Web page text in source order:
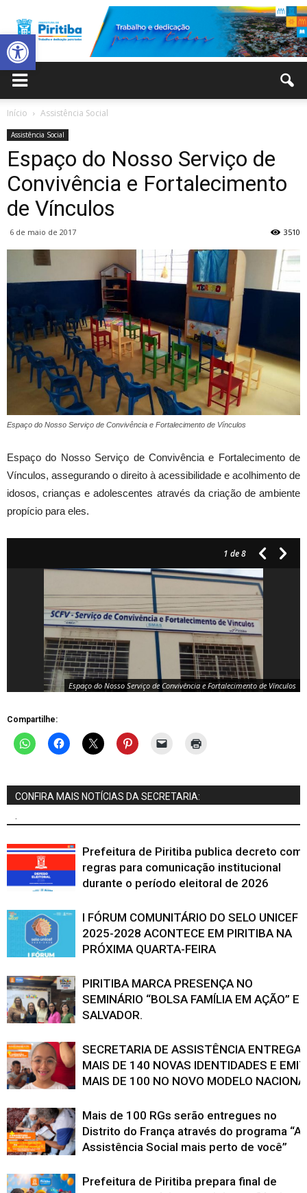
Abrir a barra de ferramentas
Municipal
Piritiba
Início Assistência Social
Assistência Social
Espaço do Nosso Serviço de
Convivência e Fortalecimento
de Vínculos
6 de maio de 2017 3510
Espaço do Nosso Serviço de Convivência e Fortalecimento de Vínculos
Espaço do Nosso Serviço de Convivência e Fortalecimento de
Vínculos, assegurando o direito à acessibilidade e acolhimento de
idosos, crianças e adolescentes através da criação de ambiente
propício para eles.
1 de 8
Espaço do Nosso Serviço de Convivência e Fortalecimento de Vínculos
Compartilhe:
CONFIRA MAIS NOTÍCIAS DA SECRETARIA:
Prefeitura de Piritiba publica decreto com
regras para comunicação institucional
durante o período eleitoral de 2026
I FÓRUM COMUNITÁRIO DO SELO UNICEF
2025-2028 ACONTECE EM PIRITIBA NA
PRÓXIMA QUARTA-FEIRA
PIRITIBA MARCA PRESENÇA NO
SEMINÁRIO “BOLSA FAMÍLIA EM AÇÃO”
SALVADOR.
SECRETARIA DE ASSISTÊNCIA ENTREGA
MAIS DE 140 NOVAS IDENTIDADES E
MAIS DE 100 NO NOVO MODELO
Mais de 100 RGs serão entregues no
Distrito do França através do programa “A
Assistência Social mais perto de você”
Prefeitura de Piritiba prepara final de